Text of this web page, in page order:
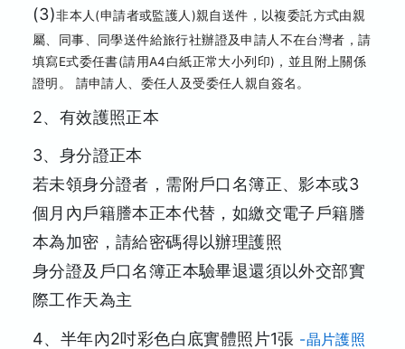
(3)非本人(申請者或監護人)親自送件，以複委託方式由親
屬、同事、同學送件給旅行社辦證及申請人不在台灣者，請
填寫E式委任書(請用A4白紙正常大小列印)，並且附上關係
證明。 請申請人、委任人及受委任人親自簽名。
2、有效護照正本
3、身分證正本
若未領身分證者，需附戶口名簿正、影本或3
個月內戶籍謄本正本代替，如繳交電子戶籍謄
本為加密，請給密碼得以辦理護照
身分證及戶口名簿正本驗畢退還須以外交部實
際工作天為主
4、半年內2吋彩色白底實體照片1張 -晶片護照